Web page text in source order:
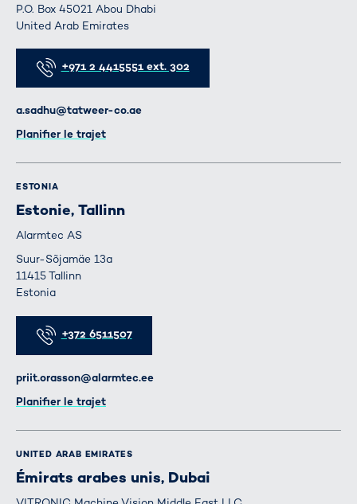
P.O. Box 45021 Abou Dhabi
United Arab Emirates
Téléphone
+971 2 4415551 ext. 302
E-mail
a.sadhu@tatweer-co.ae
Itinéraire
Planifier le trajet
ESTONIA
Estonie, Tallinn
Alarmtec AS
Suur-Sõjamäe 13a
11415 Tallinn
Estonia
Téléphone
+372 6511507
E-mail
priit.orasson@alarmtec.ee
Itinéraire
Planifier le trajet
UNITED ARAB EMIRATES
Émirats arabes unis, Dubai